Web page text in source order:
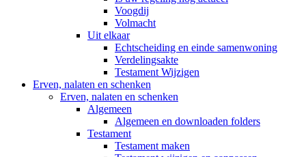
Voogdij
Volmacht
Uit elkaar
Echtscheiding en einde samenwoning
Verdelingsakte
Testament Wijzigen
Erven, nalaten en schenken
Erven, nalaten en schenken
Algemeen
Algemeen en downloaden folders
Testament
Testament maken